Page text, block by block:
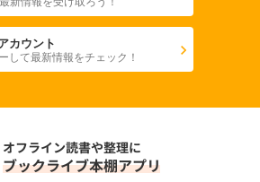
カウント
して最新情報をチェック！